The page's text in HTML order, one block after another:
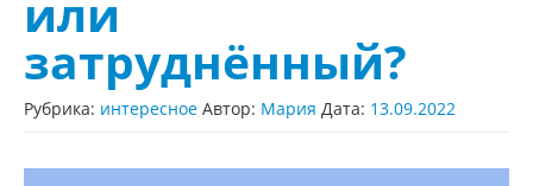
или
затруднённый?
Рубрика: интересное Автор: Мария Дата: 13.09.2022